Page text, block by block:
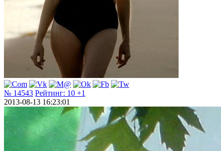
№ 14543 Рейтинг: 10 +1
2013-08-13 16:23:01